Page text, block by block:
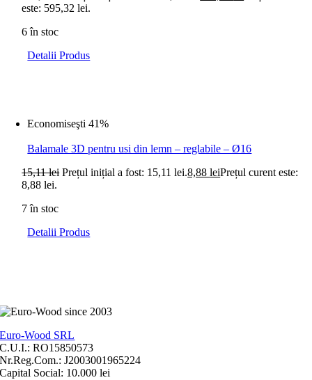
este: 595,32 lei.
6 în stoc
Detalii Produs
Economiseşti 41%
Balamale 3D pentru usi din lemn – reglabile – Ø16
15,11lei Prețul inițial a fost: 15,11 lei.8,88leiPrețul curent este:
8,88 lei.
7 în stoc
Detalii Produs
Euro-Wood SRL
C.U.I.: RO15850573
Nr.Reg.Com.: J2003001965224
Capital Social: 10.000 lei